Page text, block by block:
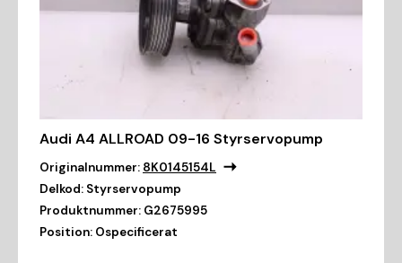
Audi A4 ALLROAD 09-16 Styrservopump
Originalnummer: 8K0145154L
Delkod: Styrservopump
Produktnummer: G2675995
Position: Ospecificerat